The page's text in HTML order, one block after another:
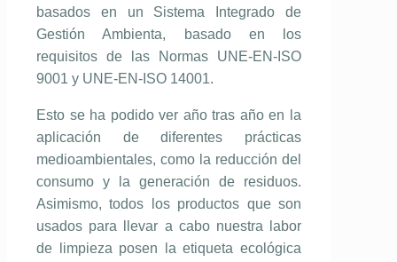
basados en un Sistema Integrado de
Gestión Ambienta, basado en los
requisitos de las Normas UNE-EN-ISO
9001 y UNE-EN-ISO 14001.
Esto se ha podido ver año tras año en la
aplicación de diferentes prácticas
medioambientales, como la reducción del
consumo y la generación de residuos.
Asimismo, todos los productos que son
usados para llevar a cabo nuestra labor
de limpieza posen la etiqueta ecológica